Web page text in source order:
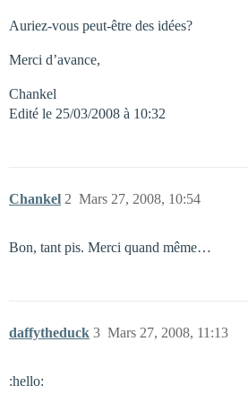
Auriez-vous peut-être des idées?
Merci d’avance,
Chankel
Edité le 25/03/2008 à 10:32
Chankel Mars 27, 2008, 10:54
2
Bon, tant pis. Merci quand même…
daffytheduck Mars 27, 2008, 11:13
3
:hello: